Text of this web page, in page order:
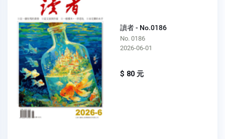
讀者 - No.0186
No. 0186
2026-06-01
$ 80 元